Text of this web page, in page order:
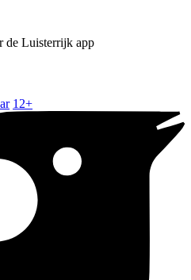
de Luisterrijk app
12+